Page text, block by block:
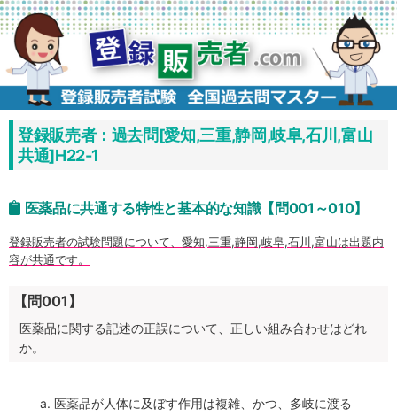
コ
ン
テ
ツ
へ
ス
キ
ッ
登録販売者：過去問[愛知,三重,静岡,岐阜,石川,富山
共通]H22-1
医薬品に共通する特性と基本的な知識【問001～010】
登録販売者の試験問題について、愛知,三重,静岡,岐阜,石川,富山は出題内
容が共通です。
【問001】
医薬品に関する記述の正誤について、正しい組み合わせはどれ
か。
医薬品が人体に及ぼす作用は複雑、かつ、多岐に渡る